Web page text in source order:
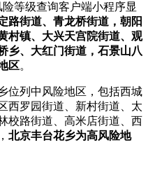
等级查询客户端小程序显
路街道、青龙桥街道，朝阳
村镇、大兴天宫院街道、观
乡、大红门街道，石景山八
区。
位列中风险地区，包括西城
西罗园街道、新村街道、太
校路街道、高米店街道、西
北京丰台花乡为高风险地